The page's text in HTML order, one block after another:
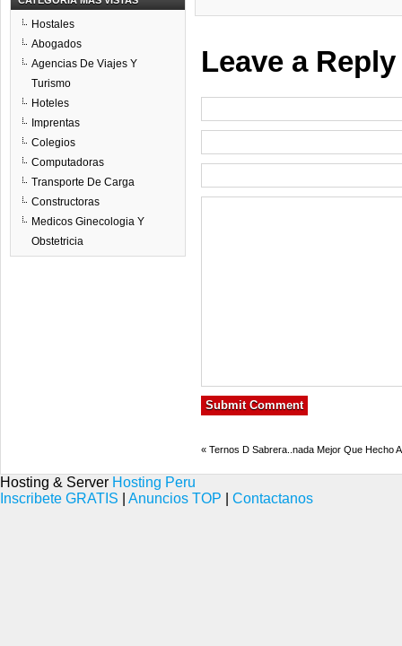
Leave a Reply
«Ternos D Sabrera..nada Mejor Que Hecho
Hostales
Abogados
Agencias De Viajes Y
Turismo
Hoteles
Imprentas
Colegios
Computadoras
Transporte De Carga
Constructoras
Medicos Ginecologia Y
Obstetricia
Hosting & Server Hosting Peru
Inscribete GRATIS
Anuncios TOP Contactanos